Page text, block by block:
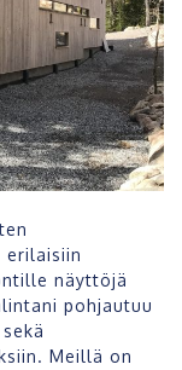
erilaisiin
näyttöjä
pohjautuu
Meillä on